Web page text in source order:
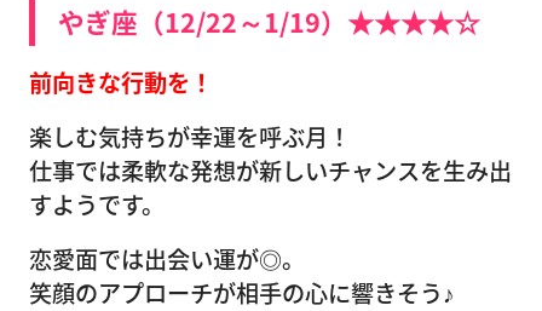
やぎ座（12/22～1/19）★★★★☆
前向きな行動を！
楽しむ気持ちが幸運を呼ぶ月！
仕事では柔軟な発想が新しいチャンスを生み出
すようです。
恋愛面では出会い運が◎。
笑顔のアプローチが相手の心に響きそう♪